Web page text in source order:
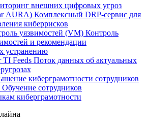
внешних цифровых угроз
AURA) Комплексный DRP-сервис для
киберрисков
уязвимостей (VM) Контроль
и рекомендации
устранению
TI Feeds Поток данных об актуальных
киберграмотности сотрудников
Обучение сотрудников
киберграмотности